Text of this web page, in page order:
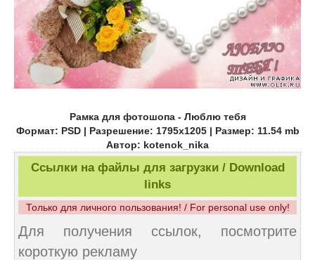
Рамка для фотошопа - Люблю тебя
Формат: PSD | Разрешение: 1795x1205 | Размер: 11.54 mb
Автор: kotenok_nika
Ссылки на файлы для загрузки / Download
links
Только для личного пользования! / For personal use only!
Для получения ссылок, посмотрите
короткую рекламу